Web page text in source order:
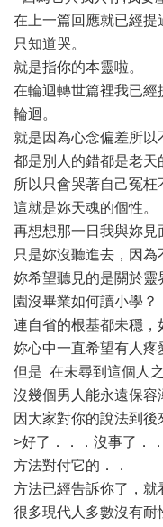
在上一篇回應就已經
只知道哭。
就是指你的本靈啦。
在輪迴轉世篇裡我已經
輪迴。
就是因為心念偏差所以
都是別人的錯都是老天
所以只會哭著自己冤枉
這就是妳天魂的個性。
再想想那一日我與妳
只是妳沒聽進去，因為
妳希望聽見的是關於
園沒畢業如何讀小學？
連自省的根基都未穩，
妳心中一直希望有人疼
但是 在未尋到這個人
沒幾個男人能永遠保容
因大家對你的說法到後
>好了．．．沒事了．
方法對付它的．．
方法已經告訴你了，就
很多現代人多數沒有